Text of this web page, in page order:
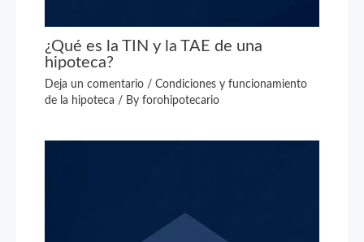
¿Qué es la TIN y la TAE de una
hipoteca?
Deja un comentario / Condiciones y funcionamiento
de la hipoteca / By forohipotecario